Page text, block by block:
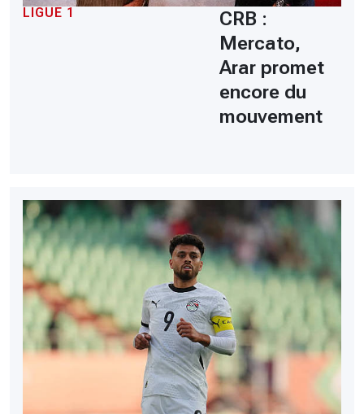
LIGUE 1
CRB :
Mercato,
Arar promet
encore du
mouvement